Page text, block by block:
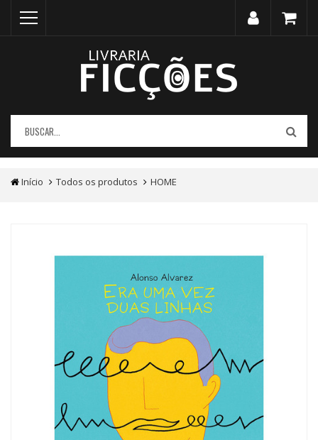
Início Todos os produtos HOME